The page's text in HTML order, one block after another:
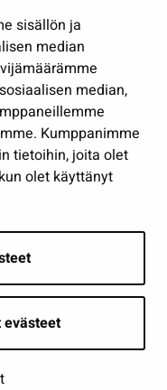
sisällön ja
median
median,
Kumppanimme
tietoihin, joita olet
olet käyttänyt